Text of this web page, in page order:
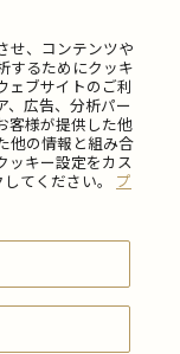
せ、コンテンツや
するためにクッキ
ェブサイトのご利
、広告、分析パー
客様が提供した他
他の情報と組み合
ッキー設定をカス
てください。 プ